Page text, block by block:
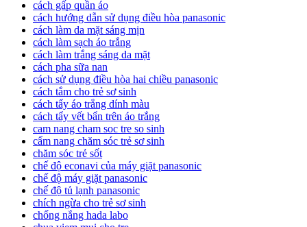
cách gấp quần áo
cách hướng dẫn sử dụng điều hòa panasonic
cách làm da mặt sáng mịn
cách làm sạch áo trắng
cách làm trắng sáng da mặt
cách pha sữa nan
cách sử dụng điều hòa hai chiều panasonic
cách tắm cho trẻ sơ sinh
cách tẩy áo trắng dính màu
cách tẩy vết bẩn trên áo trắng
cam nang cham soc tre so sinh
cẩm nang chăm sóc trẻ sơ sinh
chăm sóc trẻ sốt
chế độ econavi của máy giặt panasonic
chế độ máy giặt panasonic
chế độ tủ lạnh panasonic
chích ngừa cho trẻ sơ sinh
chống nắng hada labo